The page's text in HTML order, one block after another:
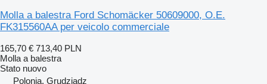
Molla a balestra Ford Schomäcker 50609000, O.E.
FK315560AA per veicolo commerciale
165,70 € 713,40 PLN
Molla a balestra
Stato nuovo
Polonia, Grudziądz